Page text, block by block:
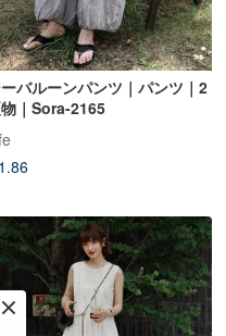
バルーンパンツ｜パンツ｜2
｜Sora-2165